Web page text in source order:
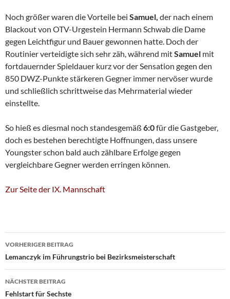
Noch größer waren die Vorteile bei Samuel, der nach einem
Blackout von OTV-Urgestein Hermann Schwab die Dame
gegen Leichtfigur und Bauer gewonnen hatte. Doch der
Routinier verteidigte sich sehr zäh, während mitSamuel mit
fortdauernder Spieldauer kurz vor der Sensation gegen den
850 DWZ-Punkte stärkeren Gegner immer nervöser wurde
und schließlich schrittweise das Mehrmaterial wieder
einstellte.
So hieß es diesmal noch standesgemäß 6:0für die Gastgeber,
doch es bestehen berechtigte Hoffnungen, dass unsere
Youngster schon bald auch zählbare Erfolge gegen
vergleichbare Gegner werden erringen können.
Zur Seite der IX. Mannschaft
Beitragsnavigation
VORHERIGER BEITRAG
Lemanczyk im Führungstrio bei Bezirksmeisterschaft
NÄCHSTER BEITRAG
Fehlstart für Sechste